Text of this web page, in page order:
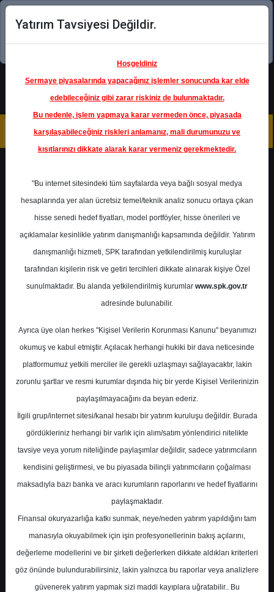
Şimdi uygulamayı indirin!
VAKBN- TÜRKİYE VAKIFLAR
BANKASI T.A.O.
Hedef Fiyat 34.00 ₺
Getiri
%0.00
0 0
En Yüksek Tahmin
Ortalama Fiyat Tahmini
Ortalama Getiri Potansiyeli
Kurum Sayısı
11
Yatırım Tavsiyesi Değildir.
Hoşgeldiniz
Sermaye piyasalarında yapacağınız işlemler sonucunda kar elde
edebileceğiniz gibi zarar riskiniz de bulunmaktadır.
Bu nedenle, işlem yapmaya karar vermeden önce, piyasada
karşılaşabileceğiniz riskleri anlamanız, mali durumunuzu ve
kısıtlarınızı dikkate alarak karar vermeniz gerekmektedir.
"Bu internet sitesindeki tüm sayfalarda veya bağlı sosyal medya
hesaplarında yer alan ücretsiz temel/teknik analiz sonucu ortaya çıkan
hisse senedi hedef fiyatları, model portföyler, hisse önerileri ve
açıklamalar kesinlikle yatırım danışmanlığı kapsamında değildir. Yatırım
danışmanlığı hizmeti, SPK tarafından yetkilendirilmiş kuruluşlar
tarafından kişilerin risk ve getiri tercihleri dikkate alınarak kişiye Özel
sunulmaktadır. Bu alanda yetkilendirilmiş kurumlar www.spk.gov.tr
adresinde bulunabilir.
Ayrıca üye olan herkes "Kişisel Verilerin Korunması Kanunu" beyanımızı
okumuş ve kabul etmiştir. Açılacak herhangi hukiki bir dava neticesinde
platformumuz yetkili merciler ile gerekli uzlaşmayı sağlayacaktır, lakin
zorunlu şartlar ve resmi kurumlar dışında hiç bir yerde Kişisel Verilerinizin
paylaşılmayacağını da beyan ederiz.
İlgili grup/internet sitesi/kanal hesabı bir yatırım kuruluşu değildir. Burada
gördükleriniz herhangi bir varlık için alım/satım yönlendirici nitelikte
tavsiye veya yorum niteliğinde paylaşımlar değildir, sadece yatırımcıların
kendisini geliştirmesi, ve bu piyasada bilinçli yatırımcıların çoğalması
maksadıyla bazı banka ve aracı kurumların raporlarını ve hedef fiyatlarını
paylaşmaktadır.
Finansal okuryazarlığa katkı sunmak, neye/neden yatırım yapıldığını tam
manasıyla okuyabilmek için işin profesyonellerinin bakış açılarını,
değerleme modellerini ve bir şirketi değerlerken dikkate aldıkları kriterleri
göz önünde bulundurabilirsiniz, lakin yalnızca bu raporlar veya analizlere
güvenerek yatırım yapmak sizi maddi kayıplara uğratabilir.. Bu